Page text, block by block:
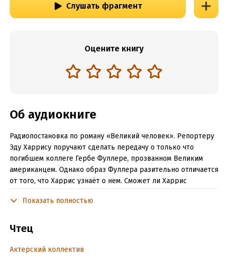
Слушать фрагмент
Оцените книгу
Об аудиокниге
Радиопостановка по роману «Великий человек». Репортеру
Эду Харрису поручают сделать передачу о только что
погибшем коллеге Гербе Фуллере, прозванном Великим
американцем. Однако образ Фуллера разительно отличается
от того, что Харрис узнаёт о нем. Сможет ли Харрис
воспользуется случаем и займет его место?.. Исполнители:
Карлтон – Зубарев Виктор; Ник Челлатано – Гафт Валентин;
Показать полностью
Чтец
Актерский коллектив